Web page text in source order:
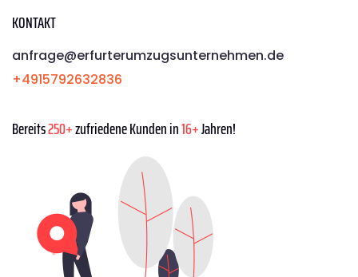
KONTAKT
anfrage@erfurterumzugsunternehmen.de
+4915792632836
Bereits250+zufriedene Kunden in16+Jahren!